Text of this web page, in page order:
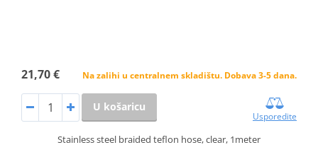
21,70 € Na zalihi u centralnem skladištu. Dobava 3-5 dana.
U košaricu
Usporedite
Stainless steel braided teflon hose, clear, 1meter